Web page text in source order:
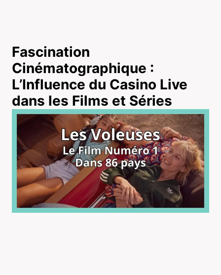
Fascination
Cinématographique :
L’Influence du Casino Live
dans les Films et Séries